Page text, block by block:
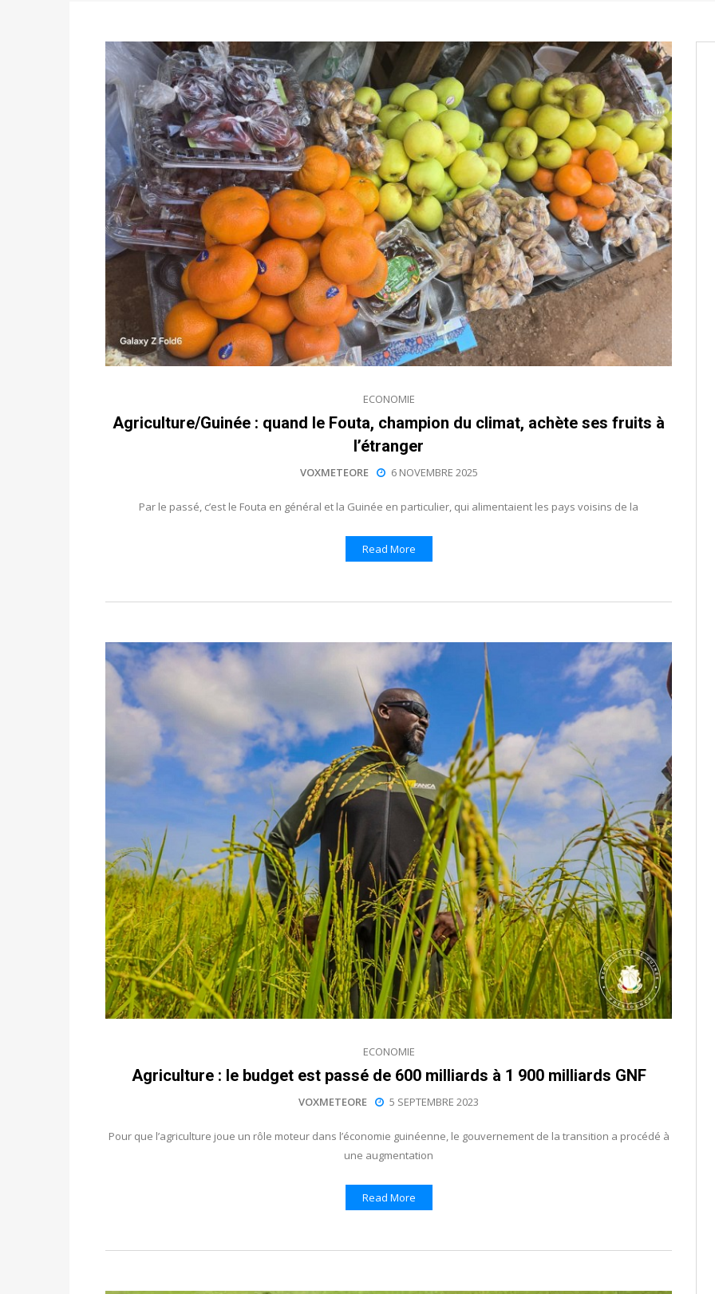
des votes) avant le 16 mai à 16h
Politique-Double scrutin du 31 mai : retrait des cartes d’électeurs possible
du 16 au 31 mai 2026
Politique-Délégués de bureaux de vote : vos informations à transmettre
avant le 16 mai 2026 à 16h
Politique-Proclamation des résultats globaux provisoires et des
statistiques des législatives et communales : ce 4 juin à 18h
ECONOMIE
Agriculture/Guinée : quand le Fouta, champion du climat, achète ses fruits à
l’étranger
VOXMETEORE 6 NOVEMBRE 2025
Par le passé, c’est le Fouta en général et la Guinée en particulier, qui alimentaient les pays voisins de la
Read More
ECONOMIE
Agriculture : le budget est passé de 600 milliards à 1 900 milliards GNF
VOXMETEORE 5 SEPTEMBRE 2023
Pour que l’agriculture joue un rôle moteur dans l’économie guinéenne, le gouvernement de la transition a procédé à
une augmentation
Read More